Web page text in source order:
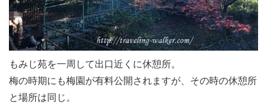
もみじ苑を一周して出口近くに休憩所。
梅の時期にも梅園が有料公開されますが、その時の休憩所
と場所は同じ。